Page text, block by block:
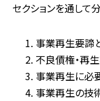
セクションを通して
事業再生要諦
不良債権・再
事業再生に必
事業再生の技